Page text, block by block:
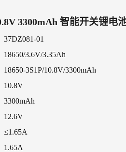
3300mAh 智能开关锂电
01
18650/3.6V/3.35Ah
18650-3S1P/10.8V/3300mAh
10.8V
3300mAh
12.6V
≤1.65A
1.65A